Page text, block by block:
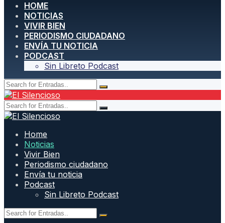
HOME
NOTICIAS
VIVIR BIEN
PERIODISMO CIUDADANO
ENVÍA TU NOTICIA
PODCAST
Sin Libreto Podcast
Home
Noticias
Vivir Bien
Periodismo ciudadano
Envía tu noticia
Podcast
Sin Libreto Podcast